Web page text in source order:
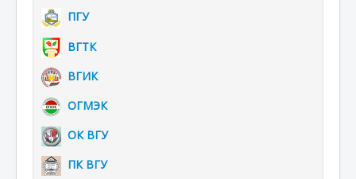
ПГУ
ВГТК
ВГИК
ОГМЭК
ОК ВГУ
ПК ВГУ